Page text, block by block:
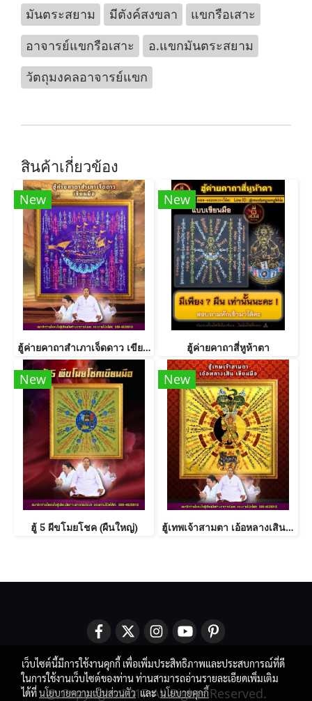
มันตระสยาม
มีตังค์สงขลา
แขกรือเสาะ
อาจารย์แขกรือเสาะ
อ.แขกมันตระสยาม
วัตถุมงคลอาจารย์แขก
สินค้าเกี่ยวข้อง
New
ฮู้ค่ายคาถาสำเภาเจ็ดดาว เขียนมือ
New
ฮู้ค่ายคาถาสี่หูห้าตา
New
ฮู้ 5 ผีขโมยโชค (ผืนใหญ่)
New
ฮู้เทพเจ้าสามตา เอ้อหลางเสิน เขียนมือ
@ Copyright 2017 All Rights Reserved.
เว็บไซต์นี้มีการใช้งานคุกกี้ เพื่อเพิ่มประสิทธิภาพและประสบการณ์ที่ดี
ในการใช้งานเว็บไซต์ของท่าน ท่านสามารถอ่านรายละเอียดเพิ่มเติม
ได้ที่นโยบายความเป็นส่วนตัวและนโยบายคุกกี้